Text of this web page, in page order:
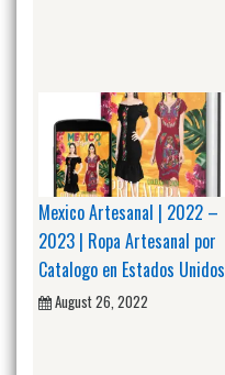
Mexico Artesanal | 2022 –
2023 | Ropa Artesanal por
Catalogo en Estados Unidos
August 26, 2022